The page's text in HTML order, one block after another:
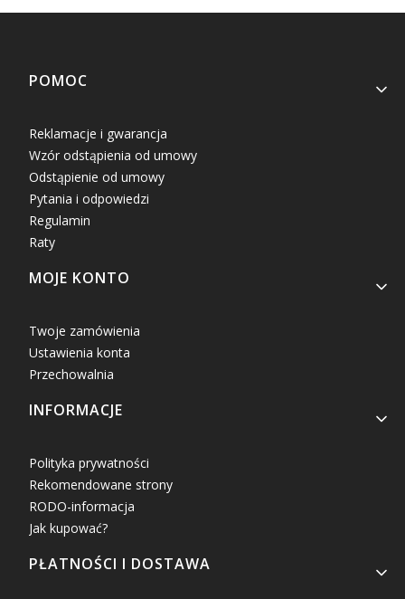
Linki w stopce
POMOC
Reklamacje i gwarancja
Wzór odstąpienia od umowy
Odstąpienie od umowy
Pytania i odpowiedzi
Regulamin
Raty
MOJE KONTO
Twoje zamówienia
Ustawienia konta
Przechowalnia
INFORMACJE
Polityka prywatności
Rekomendowane strony
RODO-informacja
Jak kupować?
PŁATNOŚCI I DOSTAWA